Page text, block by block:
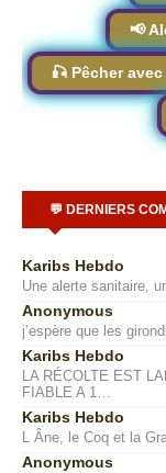
📢
🎣 Pêcher
💬 DERNIERS
Karibs Hebdo
Une alerte sanitaire,
Anonymous
j’espère que les
Karibs Hebdo
LA RÉCOLTE EST
FIABLE A 1…
Karibs Hebdo
L Âne, le Coq et la
Anonymous